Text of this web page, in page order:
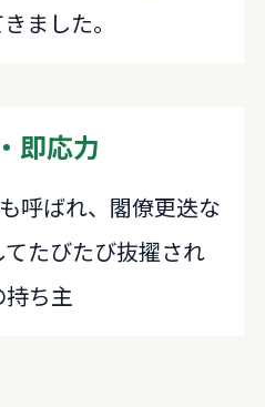
ました。
即応力
呼ばれ、閣僚更迭な
たびたび抜擢され
ち主